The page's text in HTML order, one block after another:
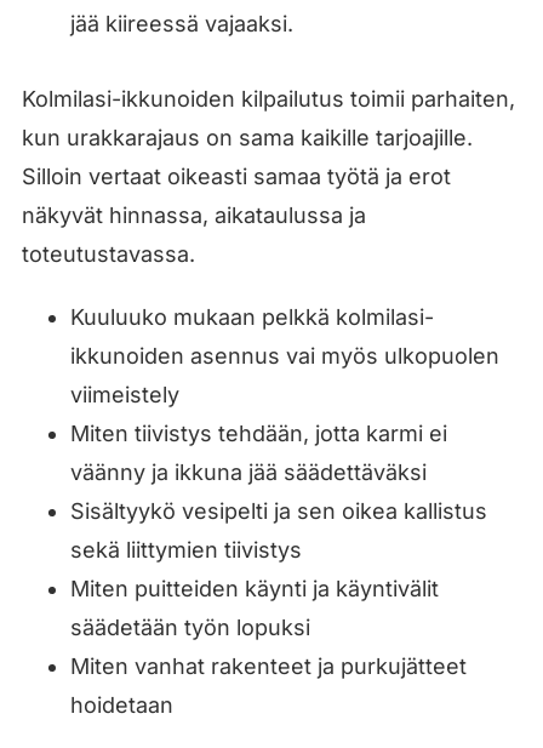
jää kiireessä vajaaksi.
Kolmilasi-ikkunoiden kilpailutus toimii parhaiten,
kun urakkarajaus on sama kaikille tarjoajille.
Silloin vertaat oikeasti samaa työtä ja erot
näkyvät hinnassa, aikataulussa ja
toteutustavassa.
Kuuluuko mukaan pelkkä kolmilasi-
ikkunoiden asennus vai myös ulkopuolen
viimeistely
Miten tiivistys tehdään, jotta karmi ei
väänny ja ikkuna jää säädettäväksi
Sisältyykö vesipelti ja sen oikea kallistus
sekä liittymien tiivistys
Miten puitteiden käynti ja käyntivälit
säädetään työn lopuksi
Miten vanhat rakenteet ja purkujätteet
hoidetaan